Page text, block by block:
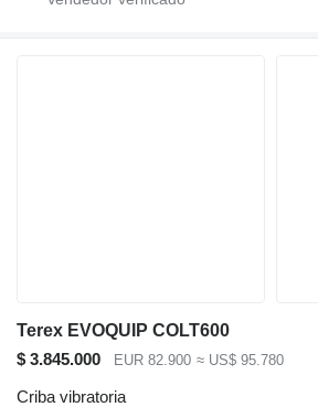
Terex EVOQUIP COLT600
$ 3.845.000
EUR 82.900 ≈ US$ 95.780
Criba vibratoria